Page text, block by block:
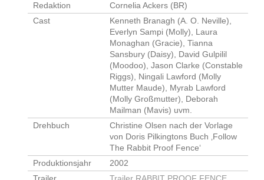
Redaktion
Cornelia Ackers (BR)
Cast
Kenneth Branagh (A. O. Neville),
Everlyn Sampi (Molly), Laura
Monaghan (Gracie), Tianna
Sansbury (Daisy), David Gulpilil
(Moodoo), Jason Clarke (Constable
Riggs), Ningali Lawford (Molly
Mutter Maude), Myrab Lawford
(Molly Großmutter), Deborah
Mailman (Mavis) uvm.
Drehbuch
Christine Olsen nach der Vorlage
von Doris Pilkingtons Buch ‚Follow
The Rabbit Proof Fence‘
Produktionsjahr
2002